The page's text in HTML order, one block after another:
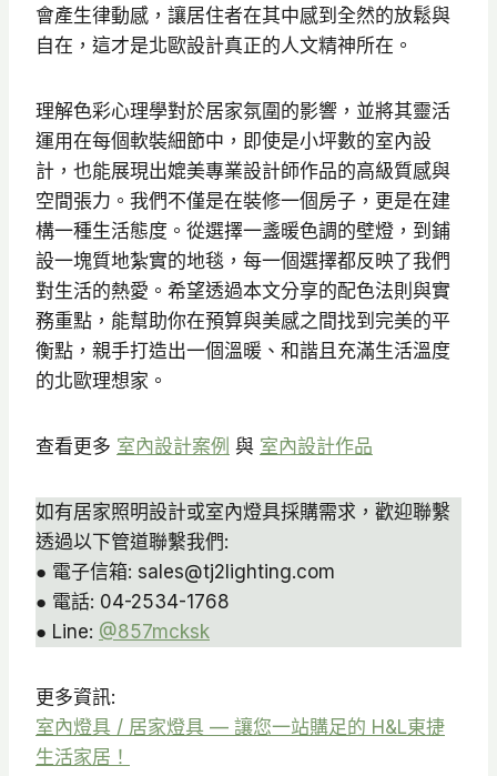
會產生律動感，讓居住者在其中感到全然的放鬆與
自在，這才是北歐設計真正的人文精神所在。
理解色彩心理學對於居家氛圍的影響，並將其靈活
運用在每個軟裝細節中，即使是小坪數的室內設
計，也能展現出媲美專業設計師作品的高級質感與
空間張力。我們不僅是在裝修一個房子，更是在建
構一種生活態度。從選擇一盞暖色調的壁燈，到鋪
設一塊質地紮實的地毯，每一個選擇都反映了我們
對生活的熱愛。希望透過本文分享的配色法則與實
務重點，能幫助你在預算與美感之間找到完美的平
衡點，親手打造出一個溫暖、和諧且充滿生活溫度
的北歐理想家。
查看更多 室內設計案例 與 室內設計作品
如有居家照明設計或室內燈具採購需求，歡迎聯繫
透過以下管道聯繫我們:
● 電子信箱: sales@tj2lighting.com
● 電話: 04-2534-1768
● Line: @857mcksk
更多資訊:
室內燈具 / 居家燈具 — 讓您一站購足的 H&L東捷
生活家居！